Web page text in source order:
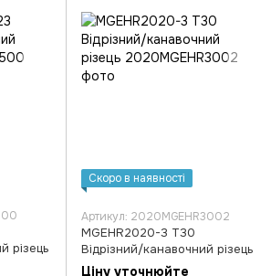
різець
Скоро в наявності
Артикул: 2020MGEHR3002
MGEHR2020-3 T30
Відрізний/канавочний різець
Ціну уточнюйте